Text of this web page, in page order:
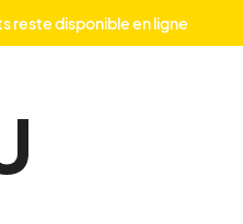
reste disponible en ligne